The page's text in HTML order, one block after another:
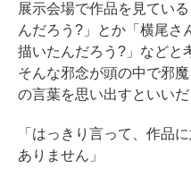
展示会場で作品を見てい
んだろう?」とか「横尾さ
描いたんだろう?」などと
そんな邪念が頭の中で邪
の言葉を思い出すといいだ
「はっきり言って、作品
ありません」